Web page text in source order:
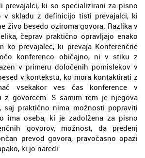
prevajalci, ki so specializirani za pisno
v skladu z definicijo tisti prevajalci, ki
živo besedo oziroma govora. Razlika v
čeprav praktično opravljajo enako
ko prevajalec, ki prevaja Konferenčne
konferenco običajno, ni v stiku z
v primeru določenih pomislekov v
v kontekstu, ko mora kontaktirati z
vsekakor ves čas konference v
z govorcem. S samim tem je njegova
saj praktično nima možnosti popraviti
ima oseba, ki je zadolžena za pisno
govorov, možnost, da predenj
prevod govora, pravočasno opazi
ki jo naredi.